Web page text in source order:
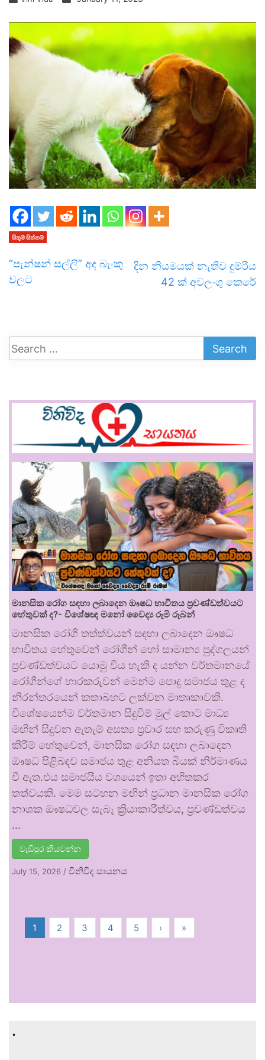
සිතුම් සිත්තම්
“පැන්ෂන් සල්ලි” අද බැංකු
වලට
දින නියමයක් නැතිව දුම්රිය
42 ක් අවලංගු කෙරේ
මානසික රෝග සඳහා ලබාදෙන ඖෂධ භාවිතය ප්‍රචණ්ඩත්වයට
හේතුවක් ද?- විශේෂඥ මනෝ වෛද්‍ය රූමි රූබන්
මානසික රෝගී තත්ත්වයන් සඳහා ලබාදෙන ඖෂධ
භාවිතය හේතුවෙන් රෝගීන් හෝ සාමාන්‍ය පුද්ගලයන්
ප්‍රචණ්ඩත්වයට යොමු විය හැකි ද යන්න වර්තමානයේ
රෝගීන්ගේ භාරකරුවන් මෙන්ම පොදු සමාජය තුළ ද
නිරන්තරයෙන් කතාබහට ලක්වන මාතෘකාවකි.
විශේෂයෙන්ම වර්තමාන සිදුවීම් මුල් කොට මාධ්‍ය
මඟින් සිදුවන ඇතැම් අසත්‍ය ප්‍රචාර සහ කරුණු විකෘති
කිරීම් හේතුවෙන්, මානසික රෝග සඳහා ලබාදෙන
ඖෂධ පිළිබඳව සමාජය තුළ අනියත බියක් නිර්මාණය
වී ඇත.එය සමාජයීය වශයෙන් ඉතා අහිතකර
තත්වයකි. මෙම සටහන මඟින් ප්‍රධාන මානසික රෝග
නාශක ඖෂධවල සැබෑ ක්‍රියාකාරීත්වය, ප්‍රචණ්ඩත්වය
…
වැඩිපුර කියවන්න
July 15, 2026 / විනිවිද සායනය
1 2 3 4 5 › »
.